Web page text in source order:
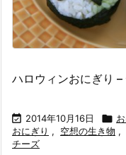
ハロウィンおにぎり
 2014年10月16日 
おにぎり , 空想の生き物 ,
チーズ